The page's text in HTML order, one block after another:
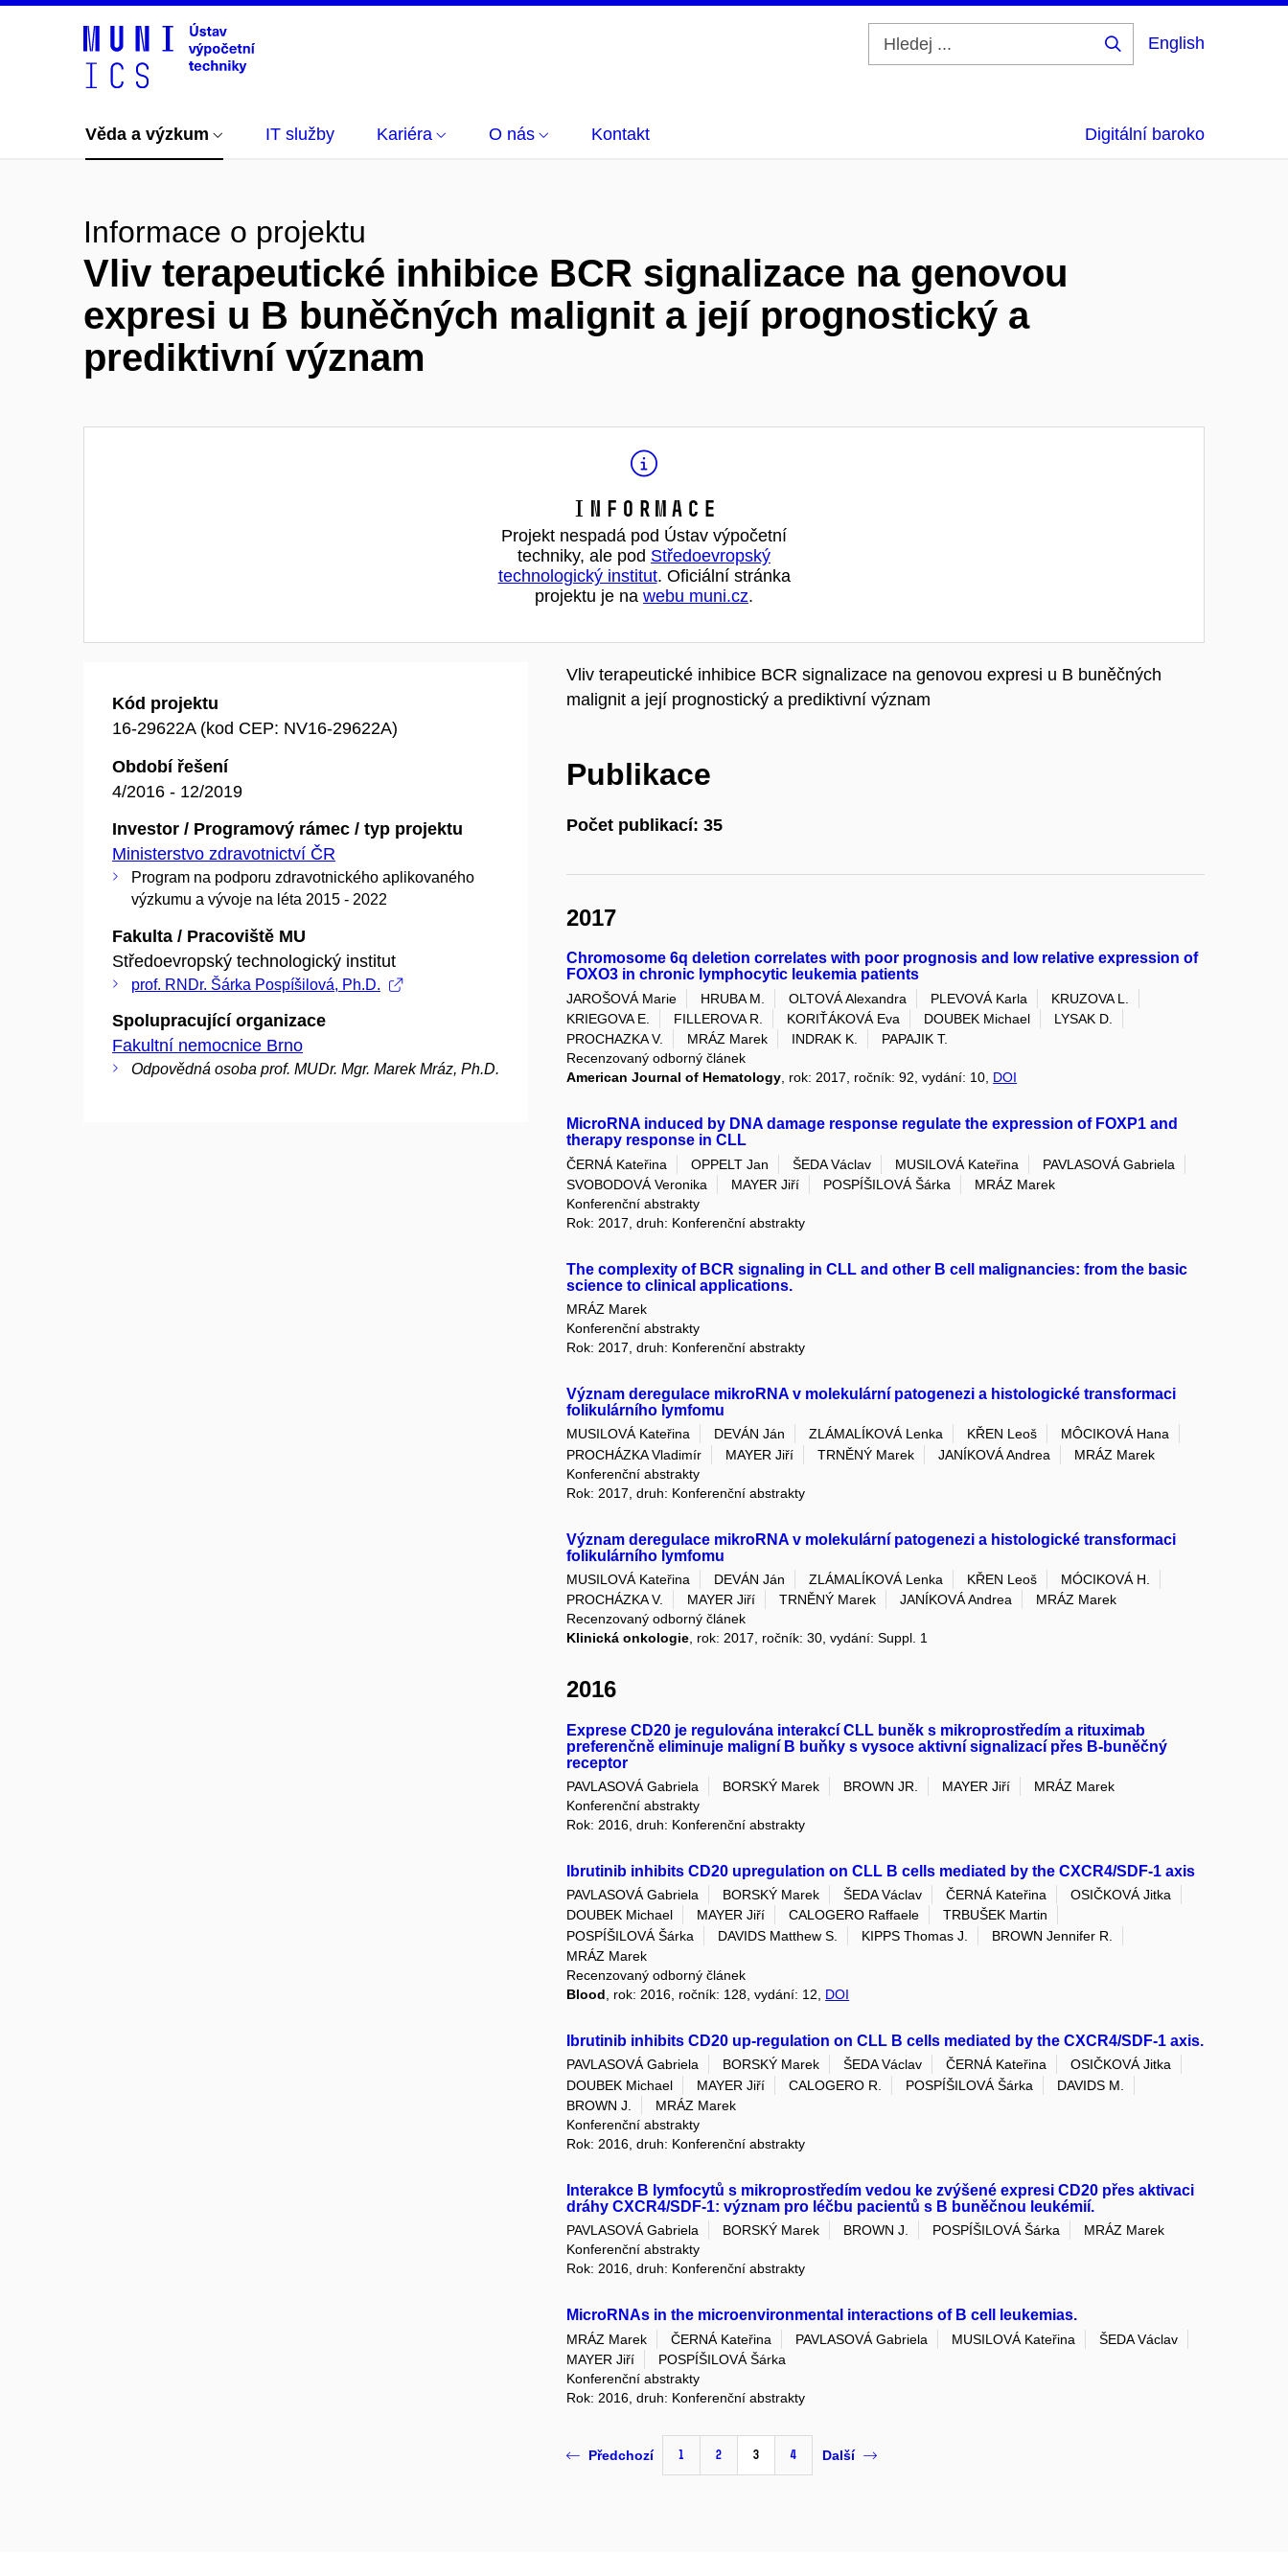
English
Věda a výzkum IT služby Kariéra O nás Kontakt Digitální baroko
Informace o projektu
Vliv terapeutické inhibice BCR signalizace na genovou
expresi u B buněčných malignit a její prognostický a
prediktivní význam
Informace
Projekt nespadá pod Ústav výpočetní
techniky, ale pod Středoevropský
technologický institut. Oficiální stránka
projektu je na webu muni.cz.
Kód projektu
16-29622A (kod CEP: NV16-29622A)
Období řešení
4/2016 - 12/2019
Investor / Programový rámec / typ projektu
Ministerstvo zdravotnictví ČR
Program na podporu zdravotnického aplikovaného
výzkumu a vývoje na léta 2015 - 2022
Fakulta / Pracoviště MU
Středoevropský technologický institut
prof. RNDr. Šárka Pospíšilová, Ph.D.
Spolupracující organizace
Fakultní nemocnice Brno
Odpovědná osoba prof. MUDr. Mgr. Marek Mráz, Ph.D.
Vliv terapeutické inhibice BCR signalizace na genovou expresi u B buněčných
malignit a její prognostický a prediktivní význam
Publikace
Počet publikací: 35
2017
Chromosome 6q deletion correlates with poor prognosis and low relative expression of
FOXO3 in chronic lymphocytic leukemia patients
JAROŠOVÁ Marie HRUBA M. OLTOVÁ Alexandra PLEVOVÁ Karla
KRUZOVA L.
KRIEGOVA E.
FILLEROVA R. KORIŤÁKOVÁ Eva DOUBEK Michael
LYSAK D.
PROCHAZKA V.
MRÁZ Marek INDRAK K.
PAPAJIK T.
Recenzovaný odborný článek
American Journal of Hematology, rok: 2017, ročník: 92, vydání: 10, DOI
MicroRNA induced by DNA damage response regulate the expression of FOXP1 and
therapy response in CLL
ČERNÁ Kateřina OPPELT Jan ŠEDA Václav MUSILOVÁ Kateřina
PAVLASOVÁ Gabriela
SVOBODOVÁ Veronika
MAYER Jiří POSPÍŠILOVÁ Šárka
MRÁZ Marek
Konferenční abstrakty
Rok: 2017, druh: Konferenční abstrakty
The complexity of BCR signaling in CLL and other B cell malignancies: from the basic
science to clinical applications.
MRÁZ Marek
Konferenční abstrakty
Rok: 2017, druh: Konferenční abstrakty
Význam deregulace mikroRNA v molekulární patogenezi a histologické transformaci
folikulárního lymfomu
MUSILOVÁ Kateřina DEVÁN Ján ZLÁMALÍKOVÁ Lenka KŘEN Leoš
MÔCIKOVÁ Hana
PROCHÁZKA Vladimír
MAYER Jiří TRNĚNÝ Marek JANÍKOVÁ Andrea
MRÁZ Marek
Konferenční abstrakty
Rok: 2017, druh: Konferenční abstrakty
Význam deregulace mikroRNA v molekulární patogenezi a histologické transformaci
folikulárního lymfomu
MUSILOVÁ Kateřina DEVÁN Ján ZLÁMALÍKOVÁ Lenka KŘEN Leoš
MÓCIKOVÁ H.
PROCHÁZKA V.
MAYER Jiří TRNĚNÝ Marek JANÍKOVÁ Andrea
MRÁZ Marek
Recenzovaný odborný článek
Klinická onkologie, rok: 2017, ročník: 30, vydání: Suppl. 1
2016
Exprese CD20 je regulována interakcí CLL buněk s mikroprostředím a rituximab
preferenčně eliminuje maligní B buňky s vysoce aktivní signalizací přes B‐buněčný
receptor
PAVLASOVÁ Gabriela BORSKÝ Marek BROWN JR. MAYER Jiří
MRÁZ Marek
Konferenční abstrakty
Rok: 2016, druh: Konferenční abstrakty
Ibrutinib inhibits CD20 upregulation on CLL B cells mediated by the CXCR4/SDF-1 axis
PAVLASOVÁ Gabriela BORSKÝ Marek ŠEDA Václav ČERNÁ Kateřina
OSIČKOVÁ Jitka
DOUBEK Michael
MAYER Jiří CALOGERO Raffaele
TRBUŠEK Martin
POSPÍŠILOVÁ Šárka
DAVIDS Matthew S. KIPPS Thomas J.
BROWN Jennifer R.
MRÁZ Marek
Recenzovaný odborný článek
Blood , rok: 2016, ročník: 128, vydání: 12, DOI
Ibrutinib inhibits CD20 up-regulation on CLL B cells mediated by the CXCR4/SDF-1 axis.
PAVLASOVÁ Gabriela BORSKÝ Marek ŠEDA Václav ČERNÁ Kateřina
OSIČKOVÁ Jitka
DOUBEK Michael
MAYER Jiří CALOGERO R. POSPÍŠILOVÁ Šárka
DAVIDS M.
BROWN J.
MRÁZ Marek
Konferenční abstrakty
Rok: 2016, druh: Konferenční abstrakty
Interakce B lymfocytů s mikroprostředím vedou ke zvýšené expresi CD20 přes aktivaci
dráhy CXCR4/SDF-1: význam pro léčbu pacientů s B buněčnou leukémií.
PAVLASOVÁ Gabriela BORSKÝ Marek BROWN J. POSPÍŠILOVÁ Šárka
MRÁZ Marek
Konferenční abstrakty
Rok: 2016, druh: Konferenční abstrakty
MicroRNAs in the microenvironmental interactions of B cell leukemias.
MRÁZ Marek ČERNÁ Kateřina PAVLASOVÁ Gabriela MUSILOVÁ Kateřina
ŠEDA Václav
MAYER Jiří
POSPÍŠILOVÁ Šárka
Konferenční abstrakty
Rok: 2016, druh: Konferenční abstrakty
Předchozí 1 2 3 4 Další